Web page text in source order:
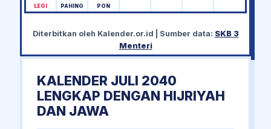
LEGI PAHING PON
Diterbitkan oleh Kalender.or.id | Sumber data: SKB 3
Menteri
KALENDER JULI 2040
LENGKAP DENGAN HIJRIYAH
DAN JAWA